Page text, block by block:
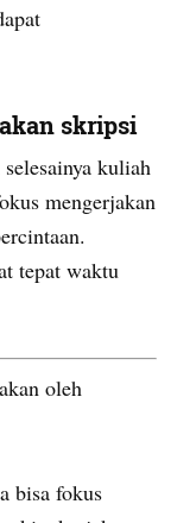
skripsi
kuliah
mengerjakan
tepat waktu
oleh
bisa fokus